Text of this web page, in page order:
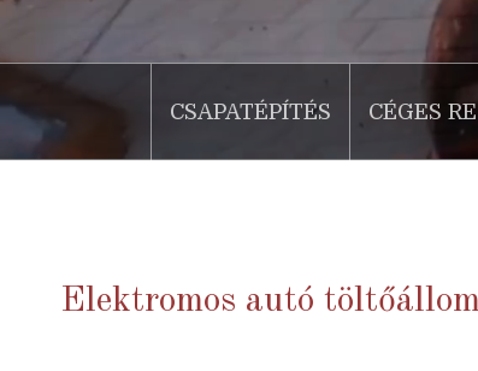
CSAPATÉPÍTÉS CÉGES
Elektromos autó